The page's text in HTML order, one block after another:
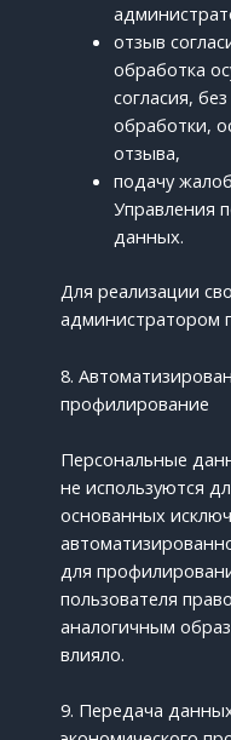
отзыв
обработка
согласия,
обработки,
отзыва,
подачу
Управления
данных.
Для реализации
администратором
8.
профилирование
Персональные
не используются
основанных
для
пользователя
аналогичным
влияло.
9. Передача